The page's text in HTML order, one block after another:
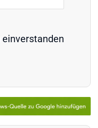
einverstanden